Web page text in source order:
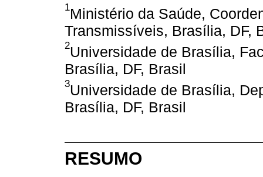
1Ministério da Saúde,
Transmissíveis, Brasília, DF,
2Universidade de Brasília,
Brasília, DF, Brasil
3Universidade de Brasília,
Brasília, DF, Brasil
RESUMO